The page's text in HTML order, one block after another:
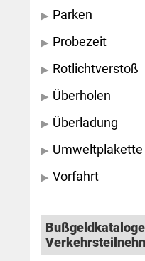
Parken
Probezeit
Rotlichtverstoß
Überholen
Überladung
Umweltplakette
Vorfahrt